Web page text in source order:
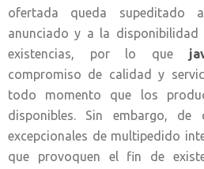
ofertada queda supeditado
anunciado y a la
existencias, por lo que
compromiso de calidad y
todo momento que los
disponibles. Sin embargo, de
excepcionales de multipedido
que provoquen el fin de